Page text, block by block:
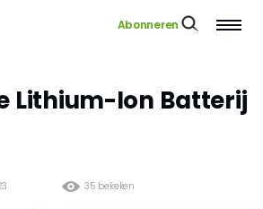
Abonneren
Lithium-Ion Batterij
35 bekeken